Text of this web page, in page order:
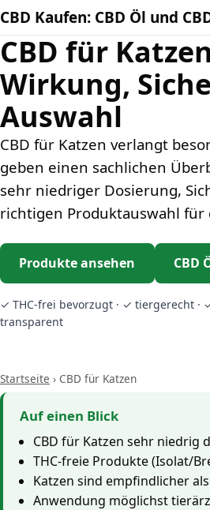
CBD Kaufen: CBD Öl und
CBD für
Wirkung,
Auswahl
CBD für Katzen verlangt
geben einen sachlichen
sehr niedriger Dosierung,
richtigen Produktauswahl für
Produkte ansehen CBD
✓ THC-frei bevorzugt · ✓ tiergerecht ·
transparent
Startseite › CBD für Katzen
Auf einen Blick
CBD für Katzen sehr niedrig
THC-freie Produkte (Isolat/
Katzen sind empfindlicher
Anwendung möglichst